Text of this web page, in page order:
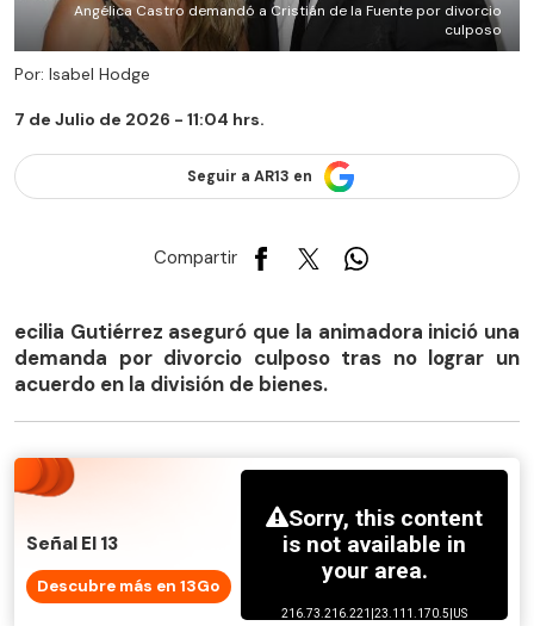
Angélica Castro demandó a Cristián de la Fuente por divorcio
culposo
Por: Isabel Hodge
7 de Julio de 2026 - 11:04 hrs.
Seguir a AR13 en
Compartir
ecilia Gutiérrez aseguró que la animadora inició una
demanda por divorcio culposo tras no lograr un
acuerdo en la división de bienes.
Señal El 13
Descubre más en 13Go